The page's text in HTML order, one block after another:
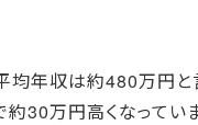
年収は約480万円と
30万円高くなっていま